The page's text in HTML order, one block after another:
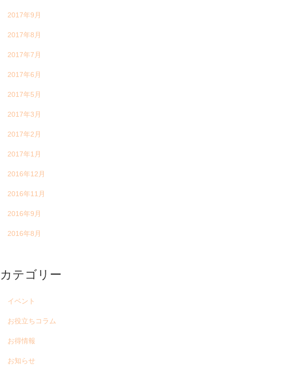
2017年9月
2017年8月
2017年7月
2017年6月
2017年5月
2017年3月
2017年2月
2017年1月
2016年12月
2016年11月
2016年9月
2016年8月
カテゴリー
イベント
お役立ちコラム
お得情報
お知らせ